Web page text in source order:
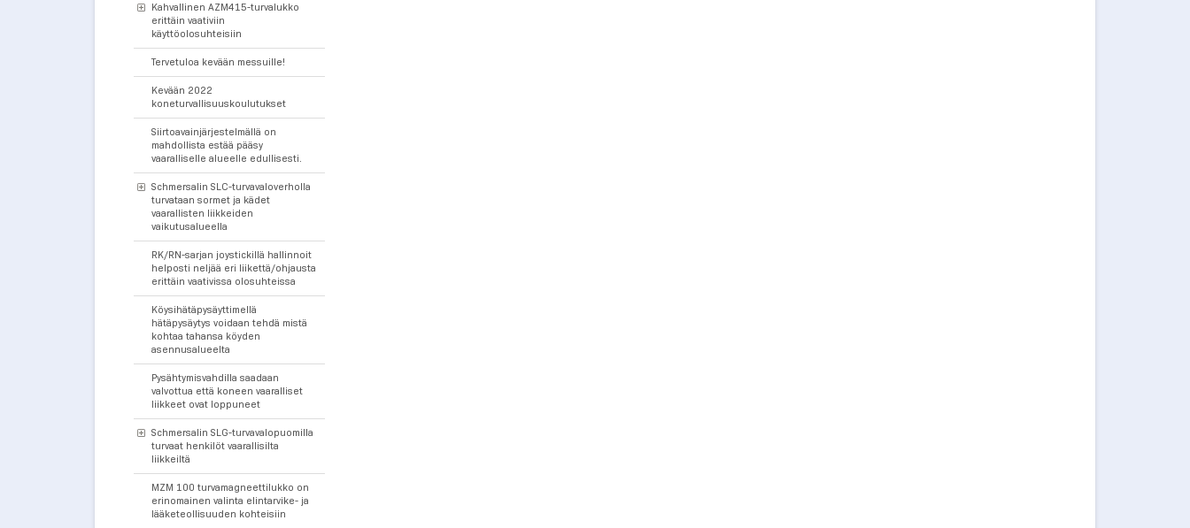
Kahvallinen AZM415-turvalukko
erittäin vaativiin
käyttöolosuhteisiin
Tervetuloa kevään messuille!
Kevään 2022
koneturvallisuuskoulutukset
Siirtoavainjärjestelmällä on
mahdollista estää pääsy
vaaralliselle alueelle edullisesti.
Schmersalin SLC-turvavaloverholla
turvataan sormet ja kädet
vaarallisten liikkeiden
vaikutusalueella
RK/RN-sarjan joystickillä hallinnoit
helposti neljää eri liikettä/ohjausta
erittäin vaativissa olosuhteissa
Köysihätäpysäyttimellä
hätäpysäytys voidaan tehdä mistä
kohtaa tahansa köyden
asennusalueelta
Pysähtymisvahdilla saadaan
valvottua että koneen vaaralliset
liikkeet ovat loppuneet
Schmersalin SLG-turvavalopuomilla
turvaat henkilöt vaarallisilta
liikkeiltä
MZM 100 turvamagneettilukko on
erinomainen valinta elintarvike- ja
lääketeollisuuden kohteisiin